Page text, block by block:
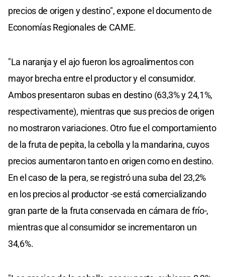
precios de origen y destino", expone el documento de
Economías Regionales de CAME.
"La naranja y el ajo fueron los agroalimentos con
mayor brecha entre el productor y el consumidor.
Ambos presentaron subas en destino (63,3% y 24,1%,
respectivamente), mientras que sus precios de origen
no mostraron variaciones. Otro fue el comportamiento
de la fruta de pepita, la cebolla y la mandarina, cuyos
precios aumentaron tanto en origen como en destino.
En el caso de la pera, se registró una suba del 23,2%
en los precios al productor -se está comercializando
gran parte de la fruta conservada en cámara de frío-,
mientras que al consumidor se incrementaron un
34,6%.